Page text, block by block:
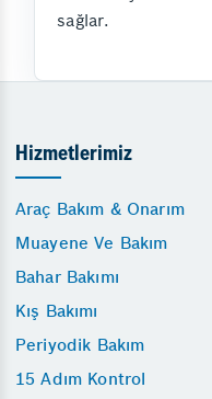
sağlar.
Hizmetlerimiz
Araç Bakım & Onarım
Muayene Ve Bakım
Bahar Bakımı
Kış Bakımı
Periyodik Bakım
15 Adım Kontrol